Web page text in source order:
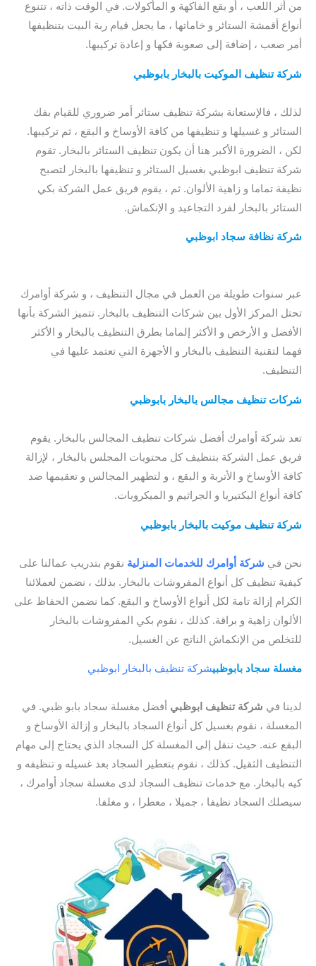
من أثر اللعب ، أو بقع الفاكهة و المأكولات. في الوقت ذاته ، تتنوع
أنواع أقمشة الستائر و خاماتها ، ما يجعل قيام ربة البيت بتنظيفها
أمر صعب ، إضافة إلى صعوبة فكها و إعادة تركيبها.
شركة تنظيف الموكيت بالبخار بابوظبي
لذلك ، فالإستعانة بشركة تنظيف ستائر أمر ضروري للقيام بفك
الستائر و غسيلها و تنظيفها من كافة الأوساخ و البقع ، ثم تركيبها.
لكن ، الضرورة الأكبر هنا أن يكون تنظيف الستائر بالبخار. تقوم
شركة تنظيف ابوظبي بغسيل الستائر و تنظيفها بالبخار لتصبح
نظيفة تماما و زاهية الألوان. ثم ، يقوم فريق عمل الشركة بكي
الستائر بالبخار لفرد التجاعيد و الإنكماش.
شركة نظافة سجاد ابوظبي
عبر سنوات طويلة من العمل في مجال التنظيف ، و شركة أوامرك
تحتل المركز الأول بين شركات التنظيف بالبخار. تتميز الشركة بأنها
الأفضل و الأرخص و الأكثر إلماما بطرق التنظيف بالبخار و الأكثر
فهما لتقنية التنظيف بالبخار و الأجهزة التي تعتمد عليها في
التنظيف.
شركات تنظيف مجالس بالبخار بابوظبي
تعد شركة أوامرك أفضل شركات تنظيف المجالس بالبخار. يقوم
فريق عمل الشركة بتنظيف كل محتويات المجلس بالبخار ، لإزالة
كافة الأوساخ و الأتربة و البقع ، و لتطهير المجالس و تعقيمها ضد
كافة أنواع البكتيريا و الجراثيم و الميكروبات.
شركة تنظيف موكيت بالبخار بابوظبي
نحن في شركة أوامرك للخدمات المنزلية نقوم بتدريب عمالنا على
كيفية تنظيف كل أنواع المفروشات بالبخار. بذلك ، نضمن لعملائنا
الكرام إزالة تامة لكل أنواع الأوساخ و البقع. كما نضمن الحفاظ على
الألوان زاهية و براقة. كذلك ، نقوم بكي المفروشات بالبخار
للتخلص من الإنكماش الناتج عن الغسيل.
مغسلة سجاد بابوظبيشركة تنظيف بالبخار ابوظبي
لدينا في شركة تنظيف ابوظبي أفضل مغسلة سجاد بابو ظبي. في
المغسلة ، نقوم بغسيل كل أنواع السجاد بالبخار و إزالة الأوساخ و
البقع عنه. حيث ننقل إلى المغسلة كل السجاد الذي يحتاج إلى مهام
التنظيف الثقيل. كذلك ، نقوم بتعطير السجاد بعد غسيله و تنظيفه و
كيه بالبخار. مع خدمات تنظيف السجاد لدى مغسلة سجاد أوامرك ،
سيصلك السجاد نظيفا ، جميلا ، معطرا ، و مغلفا.